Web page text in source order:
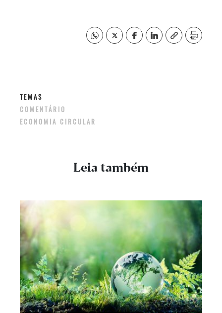
TEMAS
COMENTÁRIO
ECONOMIA CIRCULAR
Leia também